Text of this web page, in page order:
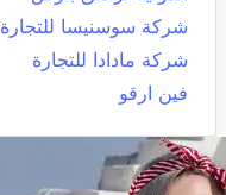
شركة سوسنيسا للتجارة
شركة مادادا للتجارة
فين ارقو